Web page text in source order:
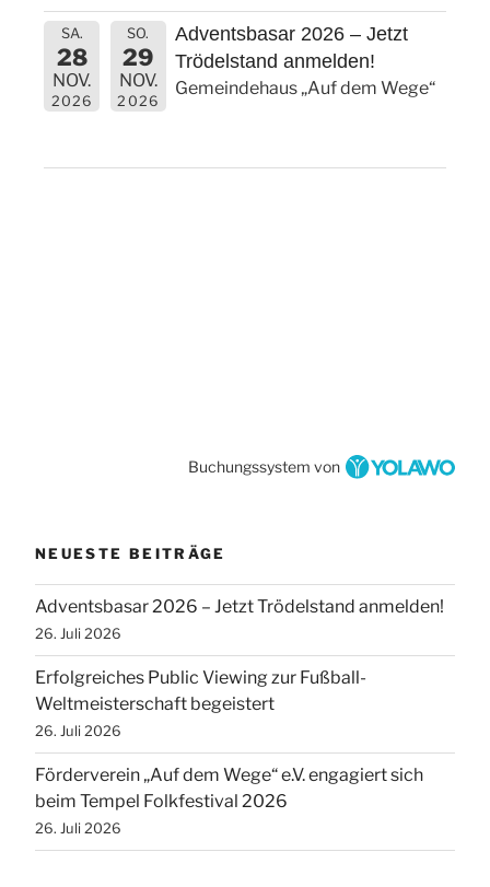
SA.
28
NOV.
2026
SO.
29
NOV.
2026
Adventsbasar 2026 – Jetzt
Trödelstand anmelden!
Gemeindehaus „Auf dem Wege“
Buchungssystem von
NEUESTE BEITRÄGE
Adventsbasar 2026 – Jetzt Trödelstand anmelden!
26. Juli 2026
Erfolgreiches Public Viewing zur Fußball-
Weltmeisterschaft begeistert
26. Juli 2026
Förderverein „Auf dem Wege“ e.V. engagiert sich
beim Tempel Folkfestival 2026
26. Juli 2026